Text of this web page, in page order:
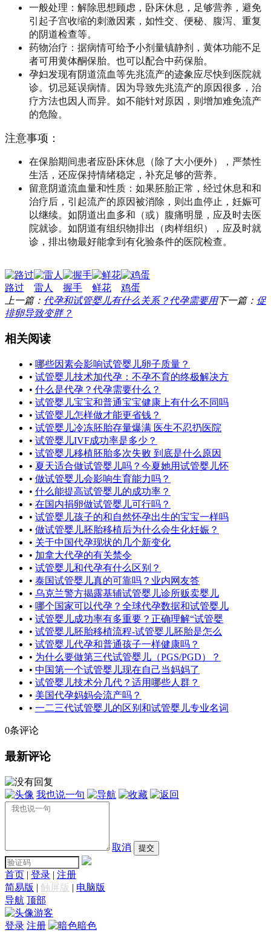
一般处理：解除思想顾虑，卧床休息，足够营养，避免
引起子宫收缩的刺激因素，如性交、便秘、腹泻、重复
的阴道检查等。
药物治疗：据病情可给予小剂量镇静剂，黄体功能不足
者可用黄体酮保胎。也可以配合中药保胎。
孕妇发现有阴道流血等先兆流产的迹象应尽快到医院就
诊。切忌延误病情。因为导致先兆流产的原因很多，治
疗方法也因人而异。如不能针对原因，则增加难免流产
的危险。
注意事项：
在保胎期间患者应卧床休息（除了大小便外），严禁性
生活，还应保持情绪稳定，补充足够的营养。
留意阴道流血量和性质：如果胚胎正常，经过休息和和
治疗后，引起流产的原因被消除，则出血停止，妊娠可
以继续。如阴道出血多和（或）腹痛明显，应及时去医
院就诊。如阴道有组织物排出（肉样组织），应及时就
诊，排出物最好能拿到有化验条件的医院检查。
路过 雷人 握手 鲜花
鸡蛋
上一篇： 代孕和试管婴儿有什么关系？代孕需要用下一篇： 促
排卵导致变胖？
相关阅读
• 哪些因素会影响试管婴儿卵子质量？
• 试管婴儿技术加代孕：不孕不育的终极解决方
• 什么是代孕？代孕需要什么？
• 试管婴儿宝宝和普通宝宝健康上有什么不同吗
• 试管婴儿怎样做才能更省钱？
• 试管婴儿冷冻胚胎存量爆满 医生不忍扔医院
• 试管婴儿IVF成功率是多少？
• 试管婴儿移植胚胎多次失败 到底是什么原因
• 夏天适合做试管婴儿吗？今夏她用试管婴儿怀
• 做试管婴儿会影响生育能力吗？
• 什么能提高试管婴儿的成功率？
• 在国内捐卵做试管婴儿可行吗？
• 试管婴儿孩子的和自然怀孕出生的宝宝一样吗
• 做试管婴儿胚胎移植后为什么会生化妊娠？
• 关于中国代孕现状的几个新变化
• 加拿大代孕的有关禁令
• 试管婴儿和代孕有什么区别？
• 泰国试管婴儿真的可靠吗？业内网友答
• 乌克兰警方揭露基辅试管婴儿诊所贩卖婴儿
• 哪个国家可以代孕？全球代孕数据和试管婴儿
• 试管婴儿成功率有多重要？正确理解“试管婴
• 试管婴儿胚胎移植流程-试管婴儿胚胎是怎么
• 试管婴儿代孕和普通孩子一样健康吗？
• 为什么要做第三代试管婴儿（PGS/PGD）？
• 中国第一个试管婴儿现在自己当妈妈了
• 试管婴儿技术分几代？适用哪些人群？
• 美国代孕妈妈会流产吗？
• 一二三代试管婴儿的区别和试管婴儿专业名词
0条评论
最新评论
我也说一句
取消 提交
首页 | 登录 | 注册
简易版 | 触屏版 | 电脑版
导航 顶部
游客
登录 注册 暗色